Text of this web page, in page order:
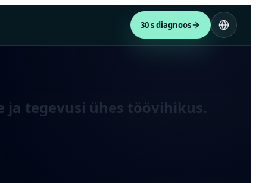
30 s diagnoos
tegevusi ühes töövihikus.